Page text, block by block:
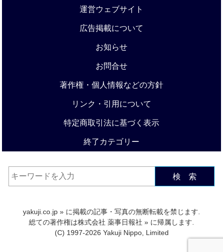
運営ウェブサイト
広告掲載について
お知らせ
お問合せ
著作権・個人情報などの方針
リンク・引用について
特定商取引法に基づく表示
終了カテゴリー
検 索
yakuji.co.jp » に掲載の記事・写真の無断転載を禁じます.
総ての著作権は株式会社 薬事日報社 » に帰属します.
(C) 1997-2026 Yakuji Nippo, Limited